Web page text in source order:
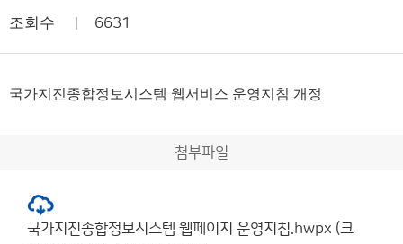
조회수 6631
국가지진종합정보시스템 웹서비스 운영지침 개정
첨부파일
국가지진종합정보시스템 웹페이지 운영지침.hwpx (크